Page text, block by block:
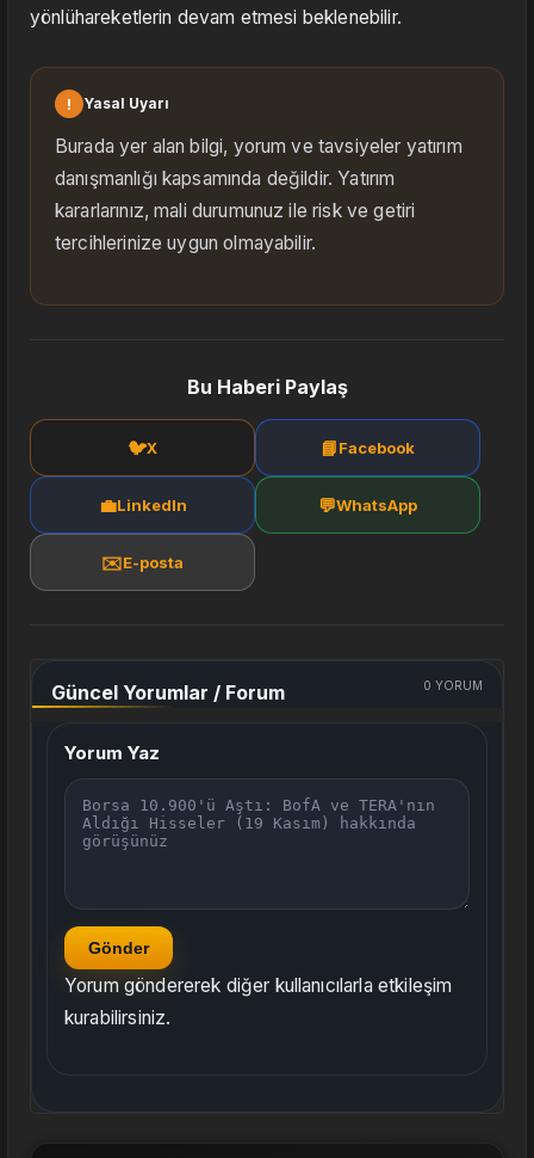
yönlühareketlerin devam etmesi beklenebilir.
! Yasal Uyarı
Burada yer alan bilgi, yorum ve tavsiyeler yatırım
danışmanlığı kapsamında değildir. Yatırım
kararlarınız, mali durumunuz ile risk ve getiri
tercihlerinize uygun olmayabilir.
Bu Haberi Paylaş
🐦X 📘Facebook
💼LinkedIn 💬WhatsApp
✉️E-posta
Güncel Yorumlar / Forum 0 YORUM
Yorum Yaz
Gönder
Yorum göndererek diğer kullanıcılarla etkileşim
kurabilirsiniz.